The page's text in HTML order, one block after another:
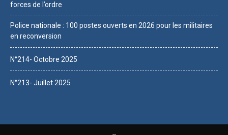
forces de l’ordre
Police nationale : 100 postes ouverts en 2026 pour les militaires
en reconversion
N°214- Octobre 2025
N°213- Juillet 2025